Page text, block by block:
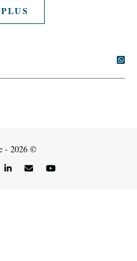
- 2026 ©